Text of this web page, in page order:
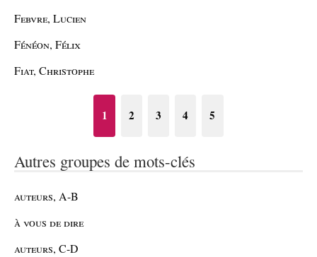
Febvre, Lucien
Fénéon, Félix
Fiat, Christophe
1 2 3 4 5
Autres groupes de mots-clés
auteurs, A-B
à vous de dire
auteurs, C-D